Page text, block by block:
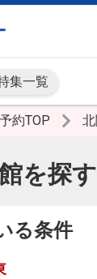
集一覧
約TOP
を探す
る条件